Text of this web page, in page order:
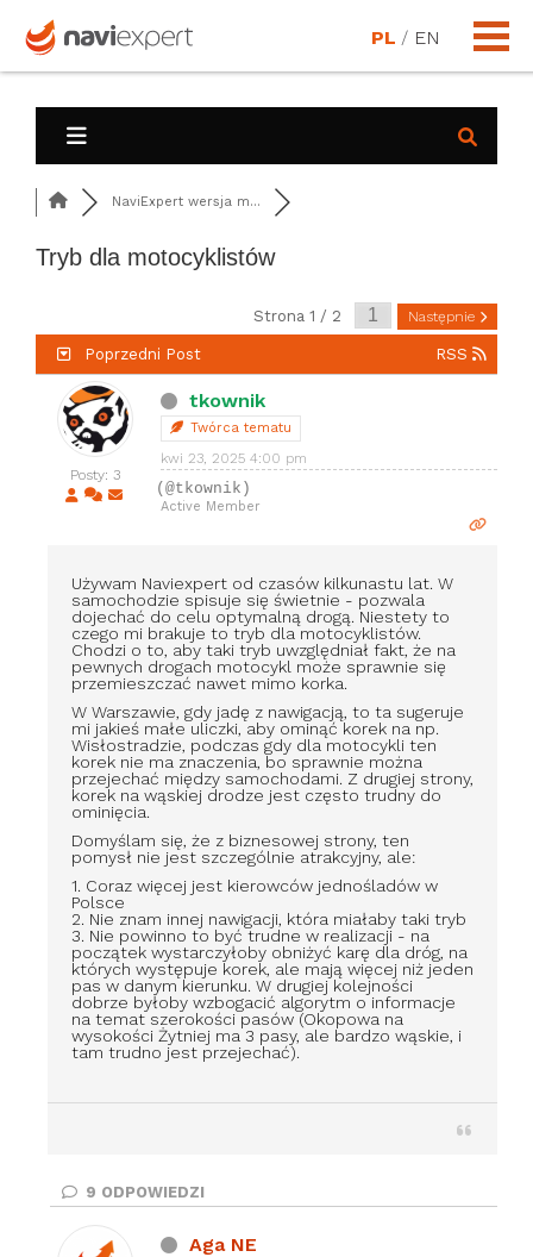
PL / EN
NaviExpert wersja m...
Tryb dla motocyklistów
Strona 1 / 2 Następnie
Poprzedni Post RSS
Posty: 3
tkownik
Twórca tematu
kwi 23, 2025 4:00 pm
(@tkownik)
Active Member
Używam Naviexpert od czasów kilkunastu lat. W
samochodzie spisuje się świetnie - pozwala
dojechać do celu optymalną drogą. Niestety to
czego mi brakuje to tryb dla motocyklistów.
Chodzi o to, aby taki tryb uwzględniał fakt, że na
pewnych drogach motocykl może sprawnie się
przemieszczać nawet mimo korka.
W Warszawie, gdy jadę z nawigacją, to ta sugeruje
mi jakieś małe uliczki, aby ominąć korek na np.
Wisłostradzie, podczas gdy dla motocykli ten
korek nie ma znaczenia, bo sprawnie można
przejechać między samochodami. Z drugiej strony,
korek na wąskiej drodze jest często trudny do
ominięcia.
Domyślam się, że z biznesowej strony, ten
pomysł nie jest szczególnie atrakcyjny, ale:
1. Coraz więcej jest kierowców jednośladów w
Polsce
2. Nie znam innej nawigacji, która miałaby taki tryb
3. Nie powinno to być trudne w realizacji - na
początek wystarczyłoby obniżyć karę dla dróg, na
których występuje korek, ale mają więcej niż jeden
pas w danym kierunku. W drugiej kolejności
dobrze byłoby wzbogacić algorytm o informacje
na temat szerokości pasów (Okopowa na
wysokości Żytniej ma 3 pasy, ale bardzo wąskie, i
tam trudno jest przejechać).
9 ODPOWIEDZI
Aga NE